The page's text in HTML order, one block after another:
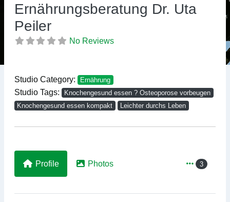
Ernährungsberatung Dr. Uta
Peiler
No Reviews
Studio Category: Ernährung
Studio Tags:
Knochengesund essen ? Osteoporose vorbeugen
Knochengesund essen kompakt
Leichter durchs Leben
Profile Photos 3